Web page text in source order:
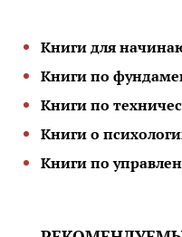
Книги для
Книги по
Книги по
Книги о
Книги по